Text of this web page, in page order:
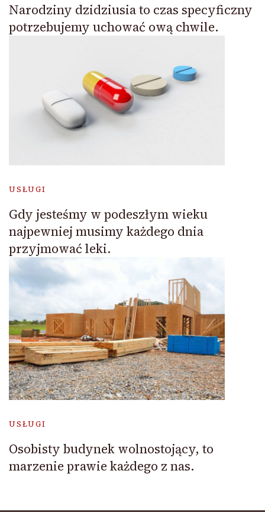
Narodziny dzidziusia to czas specyficzny
potrzebujemy uchować ową chwile.
USŁUGI
Gdy jesteśmy w podeszłym wieku
najpewniej musimy każdego dnia
przyjmować leki.
USŁUGI
Osobisty budynek wolnostojący, to
marzenie prawie każdego z nas.